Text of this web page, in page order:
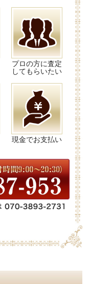
プロの方に査定
してもらいたい
現金でお支払い